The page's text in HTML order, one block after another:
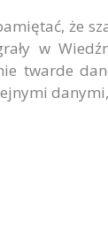
że
w
twarde